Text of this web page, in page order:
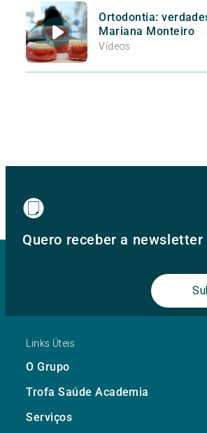
Ortodontia:
Mariana Monteiro
Vídeos
Quero receber a newsletter
Links Úteis
O Grupo
Trofa Saúde Academia
Serviços